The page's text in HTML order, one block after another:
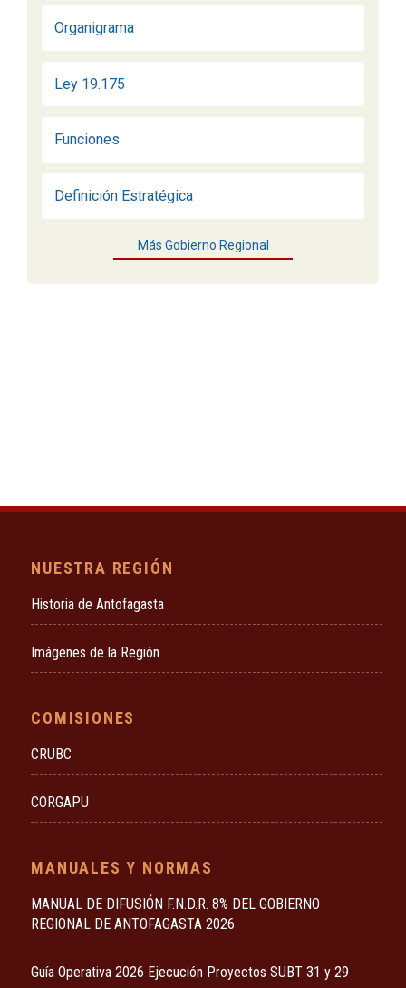
Organigrama
Ley 19.175
Funciones
Definición Estratégica
Más Gobierno Regional
NUESTRA REGIÓN
Historia de Antofagasta
Imágenes de la Región
COMISIONES
CRUBC
CORGAPU
MANUALES Y NORMAS
MANUAL DE DIFUSIÓN F.N.D.R. 8% DEL GOBIERNO
REGIONAL DE ANTOFAGASTA 2026
Guía Operativa 2026 Ejecución Proyectos SUBT 31 y 29